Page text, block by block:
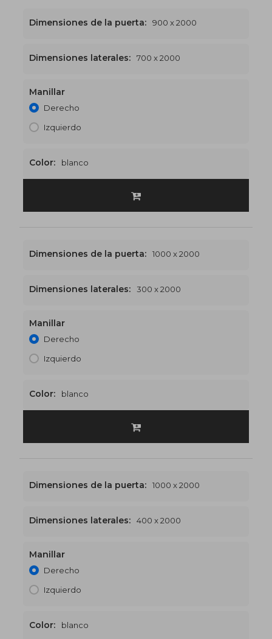
1600 x 2000
Dimensiones de la puerta: 900 x 2000
Dimensiones laterales: 700 x 2000
Manillar
Derecho
Izquierdo
Color: blanco
1300 x 2000
Dimensiones de la puerta: 1000 x 2000
Dimensiones laterales: 300 x 2000
Manillar
Derecho
Izquierdo
Color: blanco
1400 x 2000
Dimensiones de la puerta: 1000 x 2000
Dimensiones laterales: 400 x 2000
Manillar
Derecho
Izquierdo
Color: blanco